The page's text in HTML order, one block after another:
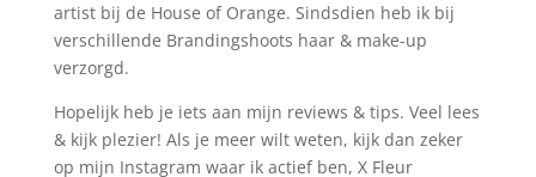
artist bij de House of Orange. Sindsdien heb ik bij
verschillende Brandingshoots haar & make-up
verzorgd.
Hopelijk heb je iets aan mijn reviews & tips. Veel lees
& kijk plezier! Als je meer wilt weten, kijk dan zeker
op mijn Instagram waar ik actief ben, X Fleur